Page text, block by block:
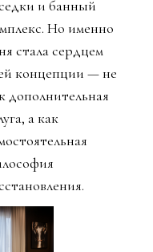
и банный
Но именно
стала сердцем
концепции — не
дополнительная
а как